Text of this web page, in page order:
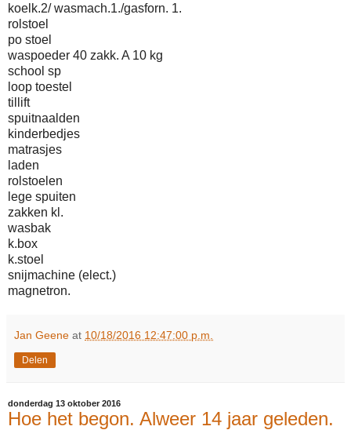
koelk.2/ wasmach.1./gasforn. 1.
rolstoel
po stoel
waspoeder 40 zakk. A 10 kg
school sp
loop toestel
tillift
spuitnaalden
kinderbedjes
matrasjes
laden
rolstoelen
lege spuiten
zakken kl.
wasbak
k.box
k.stoel
snijmachine (elect.)
magnetron.
Jan Geene at 10/18/2016 12:47:00 p.m.
Delen
donderdag 13 oktober 2016
Hoe het begon. Alweer 14 jaar geleden.